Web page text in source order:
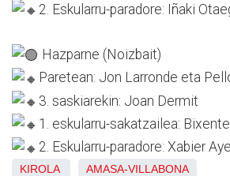
2. Eskularru-paradore: Iñaki
Hazparne (Noizbait)
Paretean: Jon Larronde eta
3. saskiarekin: Joan Dermit
1. eskularru-sakatzailea:
2. Eskularru-paradore: Xabier
KIROLA AMASA-VILLABONA